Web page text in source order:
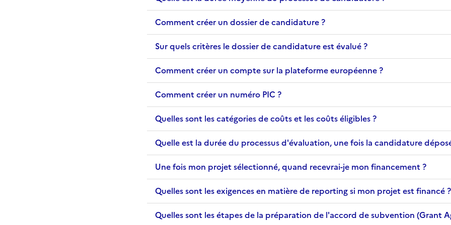
Comment créer un dossier de candidature ?
Sur quels critères le dossier de candidature est évalué ?
Comment créer un compte sur la plateforme européenne ?
Comment créer un numéro PIC ?
Quelles sont les catégories de coûts et les coûts éligibles ?
Quelle est la durée du processus d'évaluation, une fois la candidature
Une fois mon projet sélectionné, quand recevrai-je mon financement ?
Quelles sont les exigences en matière de reporting si mon projet est financé ?
Quelles sont les étapes de la préparation de l'accord de subvention (Grant